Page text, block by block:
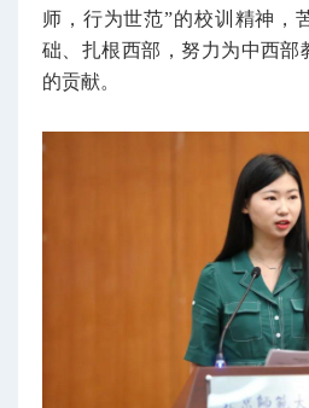
师，行为世范”的校训精神，
础、扎根西部，努力为中西部
的贡献。